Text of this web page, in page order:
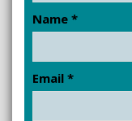
Name *
Email *